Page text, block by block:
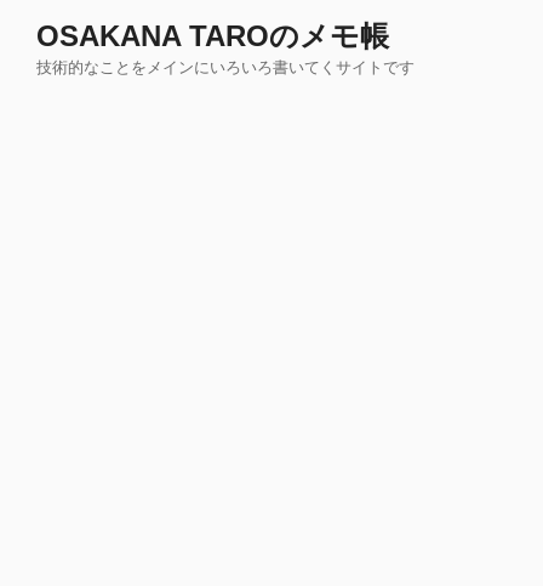
OSAKANA TAROのメモ帳
技術的なことをメインにいろいろ書いてくサイトです